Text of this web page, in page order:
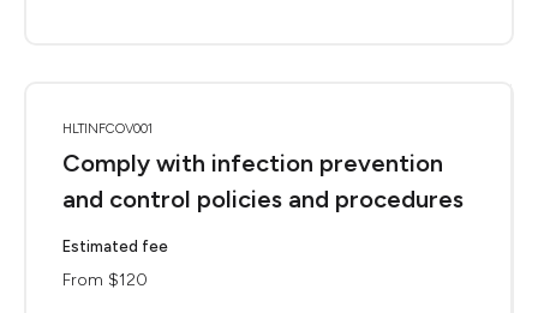
HLTINFCOV001
Comply with infection prevention
and control policies and procedures
Estimated fee
From $120